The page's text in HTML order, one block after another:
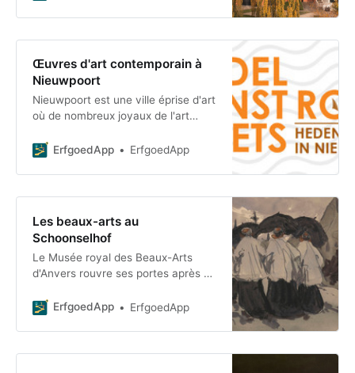
des œuvres
Œuvres d'art contemporain à
Nieuwpoort
Nieuwpoort est une ville éprise d'art
où de nombreux joyaux de l'art
l'espace public. Comme notre ville
ErfgoedApp ErfgoedApp
Les beaux-arts au
Schoonselhof
Le Musée royal des Beaux-Arts
d'Anvers rouvre ses portes après 10
l'occasion de cette réouverture tant
ErfgoedApp ErfgoedApp